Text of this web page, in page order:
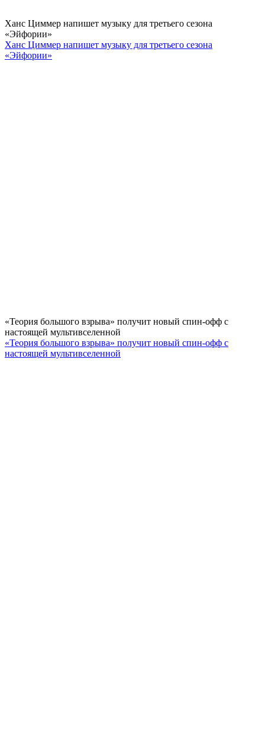
Ханс Циммер напишет музыку для третьего сезона
«Эйфории»
Ханс Циммер напишет музыку для третьего сезона
«Эйфории»
«Теория большого взрыва» получит новый спин-офф с
настоящей мультивселенной
«Теория большого взрыва» получит новый спин-офф с
настоящей мультивселенной